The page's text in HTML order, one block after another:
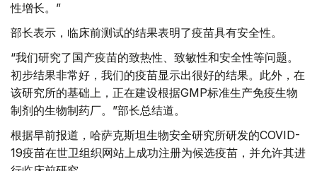
性增长。”
部长表示，临床前测试的结果表明了疫苗具有安全性。
“我们研究了国产疫苗的致热性、致敏性和安全性等问题。
初步结果非常好，我们的疫苗显示出很好的结果。此外，在
该研究所的基础上，正在建设根据GMP标准生产免疫生物
制剂的生物制药厂。”部长总结道。
根据早前报道，哈萨克斯坦生物安全研究所研发的COVID-
19疫苗在世卫组织网站上成功注册为候选疫苗，并允许其进